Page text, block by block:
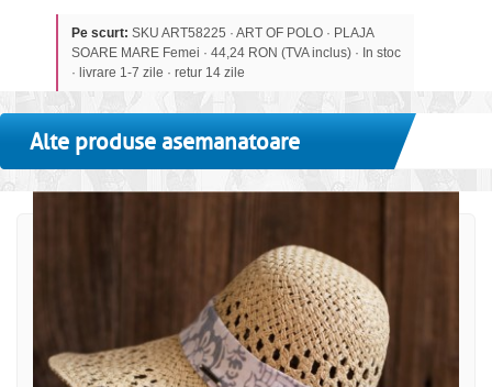
Pe scurt: SKU ART58225 · ART OF POLO · PLAJA
SOARE MARE Femei · 44,24 RON (TVA inclus) · In stoc
· livrare 1-7 zile · retur 14 zile
Alte produse asemanatoare